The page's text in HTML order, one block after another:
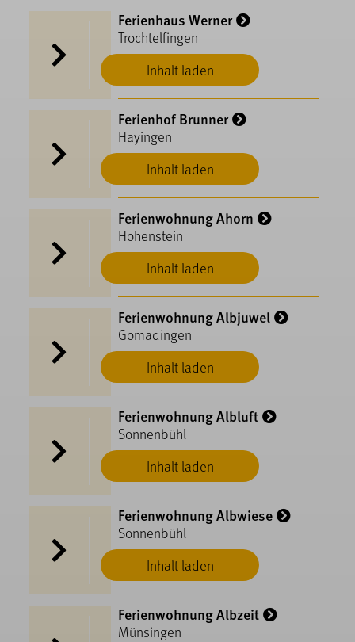
Inhalt laden
Ferienhaus Werner
Trochtelfingen
Inhalt laden
Ferienhof Brunner
Hayingen
Inhalt laden
Ferienwohnung Ahorn
Hohenstein
Inhalt laden
Ferienwohnung Albjuwel
Gomadingen
Inhalt laden
Ferienwohnung Albluft
Sonnenbühl
Inhalt laden
Ferienwohnung Albwiese
Sonnenbühl
Ferienwohnung Albzeit
Münsingen